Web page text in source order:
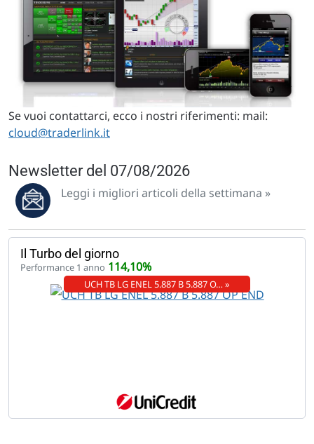
Se vuoi contattarci, ecco i nostri riferimenti: mail:
cloud@traderlink.it
Newsletter del 07/08/2026
Leggi i migliori articoli della settimana »
Il Turbo del giorno
Performance 1 anno 114,10%
UCH TB LG ENEL 5.887 B 5.887 O… »